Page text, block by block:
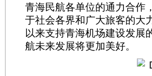
青海民航各单位的通力合作
于社会各界和广大旅客的大
以来支持青海机场建设发展
航未来发展将更加美好。